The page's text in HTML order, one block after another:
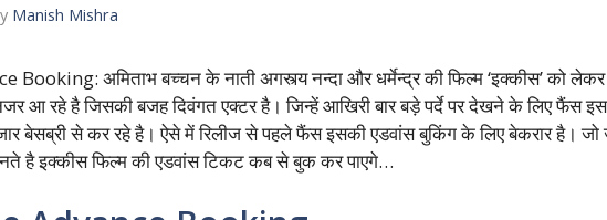
Manish Mishra
अमिताभ बच्चन के नाती अगस्त्य नन्दा और धर्मेन्द्र की फिल्म ‘इक्कीस’ को लेकर
आ रहे है जिसकी बजह दिवंगत एक्टर है। जिन्हें आखिरी बार बड़े पर्दे पर देखने के लिए फैंस इस
बेसब्री से कर रहे है। ऐसे में रिलीज से पहले फैंस इसकी एडवांस बुकिंग के लिए बेकरार है। जो
है इक्कीस फिल्म की एडवांस टिकट कब से बुक कर पाएगे…